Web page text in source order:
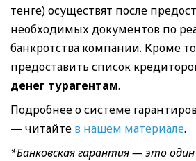
тенге) осуществят после
необходимых документов по
банкротства компании. Кроме
предоставить список
денег турагентам.
Подробнее о системе
— читайте в нашем материале.
*Банковская гарантия — это один